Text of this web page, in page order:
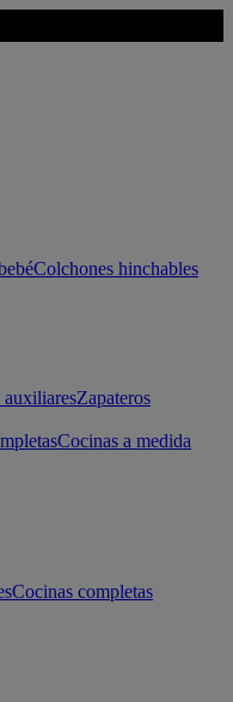
Colchones hinchables
Zapateros
Cocinas a medida
Cocinas completas